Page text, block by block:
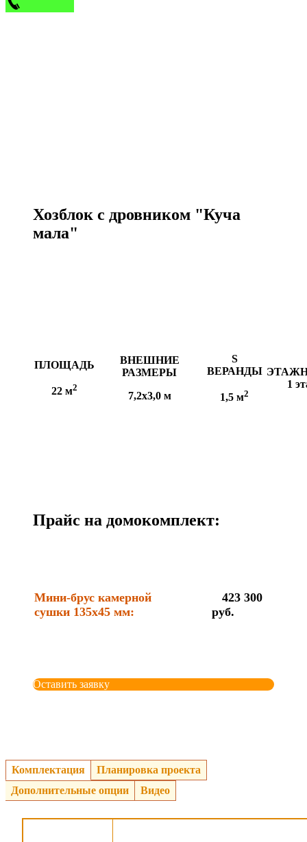
Хозблок с дровником "Куча
мала"
ПЛОЩАДЬ
22 м2
ВНЕШНИЕ
РАЗМЕРЫ
7,2х3,0 м
S
ВЕРАНДЫ
1,5 м2
1
Прайс на домокомплект:
Мини-брус камерной
сушки 135x45 мм:
423 300
руб.
Оставить заявку
Комплектация
Планировка проекта
Дополнительные опции
Видео